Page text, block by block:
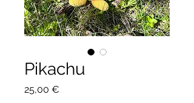
Pikachu
25,00 €